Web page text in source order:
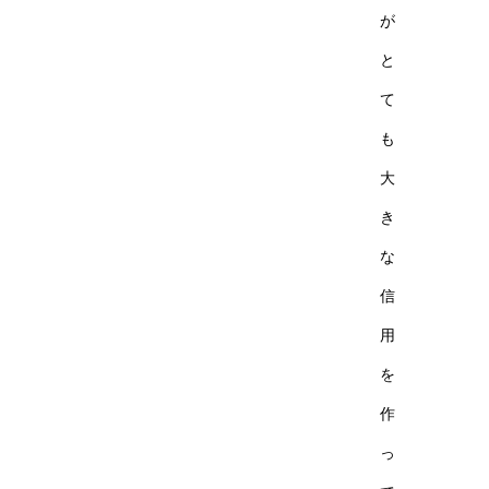
が
と
て
も
大
き
な
信
用
を
作
っ